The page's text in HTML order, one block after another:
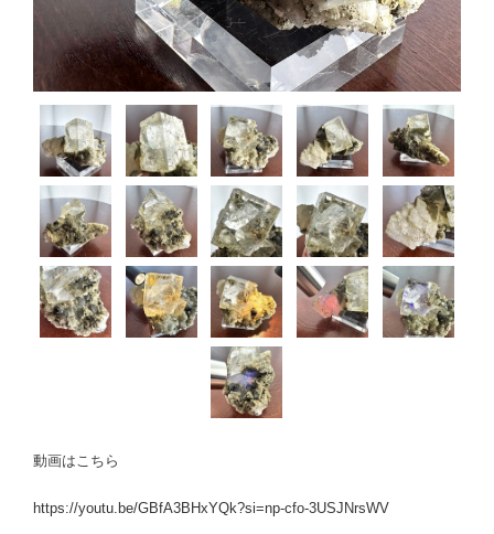
動画はこちら
https://youtu.be/GBfA3BHxYQk?si=np-cfo-3USJNrsWV